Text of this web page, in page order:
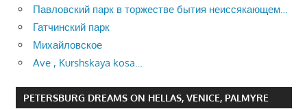
Павловский парк в торжестве бытия неиссякающем…
Гатчинский парк
Михайловское
Ave , Kurshskaya kosa…
PETERSBURG DREAMS ON HELLAS, VENICE, PALMYRE